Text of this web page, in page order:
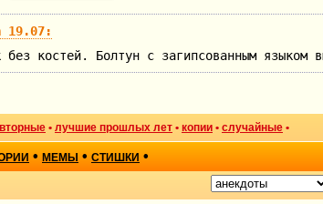
19.07:
костей. Болтун с загипсованным языком
• лучшие прошлых лет • копии • случайные •
• МЕМЫ • СТИШКИ •